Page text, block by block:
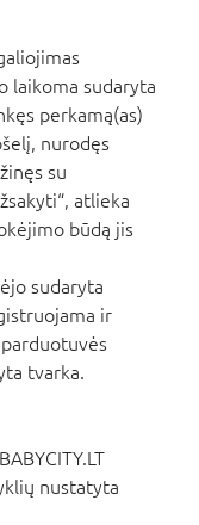
laikoma sudaryta
perkamą(as)
nurodęs
su
atlieka
būdą jis
sudaryta
ir
parduotuvės
tvarka.
nustatyta